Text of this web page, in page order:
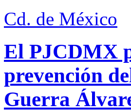
Cd. de México
El PJCDMX
prevención
Guerra